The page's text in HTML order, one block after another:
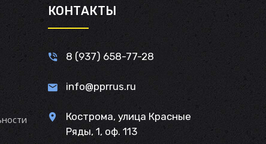
КОНТАКТЫ
8 (937) 658-77-28
info@pprrus.ru
Кострома, улица Красные
Ряды, 1, оф. 113